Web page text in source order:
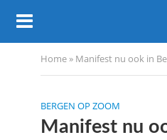
Home» Manifest nu ook in
BERGEN OP ZOOM
Manifest nu